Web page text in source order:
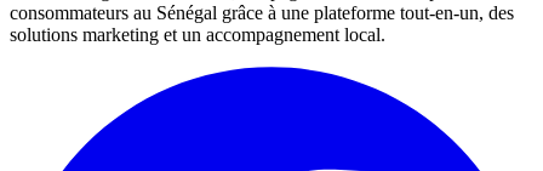
consommateurs au Sénégal grâce à une plateforme tout-en-un, des
solutions marketing et un accompagnement local.